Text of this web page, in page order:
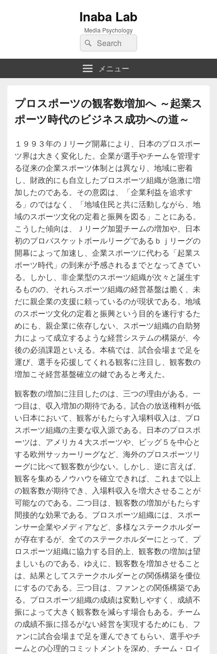
Inaba Lab
Media Psychology
検
索:
検
索
メニュー
プロスポーツの観客数増加へ ～起業ス
ポーツ時代のビジネス成功への道～
１９９３年のＪリーグ開幕により、日本のプロスポー
ツ界は大きく変化した。企業が選手やチームを管理す
る従来の企業スポーツ体制とは異なり、地域に密着
し、財政的にも自立したプロスポーツ組織が急激に増
加したのである。その意図は、「企業利益を追求す
る」のではなく、「地域住民と共に活動しながら、地
域のスポーツ文化の定着と振興を図る」ことにある。
こうした傾向は、Ｊリーグ加盟チームの増加や、日本
初のプロバスケットボールリーグであるｂｊリーグの
開幕によって加速し、企業スポーツに代わる「起業ス
ポーツ時代」の到来が予感されるまでとなってきてい
る。しかし、非企業型のスポーツ組織が次々と誕生す
るものの、それらスポーツ組織の経営基盤は脆く、未
だに親企業の支援に頼っているのが現状である。地域
のスポーツ文化の定着と振興という目的を遂行するた
めにも、親企業に依存しない、スポーツ組織の自助努
力によって成立するような経営システムの構築が、今
後の必須課題といえる。本稿では、試合会場まで足を
運び、選手を応援してくれる観客に注目し、観客数の
増加こそ経営基盤確立の鍵であると考えた。
観客数の増加に注目したのは、三つの理由がある。一
つ目は、収入増加の期待である。試合の放送権料が低
い日本において、観客がもたらす入場料収入は、プロ
スポーツ組織の主要な収入源である。日本のプロスポ
ーツは、アメリカ４大スポーツや、ビッグ５を中心と
する欧州サッカーリーグなど、海外のプロスポーツリ
ーグに比べて観客数が少ない。しかし、逆に言えば、
観客を集めるノウハウを確立できれば、これまで以上
の観客数が期待でき、入場料収入を増大させることが
可能なのである。二つ目は、観客数の増加がもたらす
間接的な効果である。プロスポーツ組織には、スポー
ンサー企業やメディアなど、多様なステークホルダー
が存在するが、全てのステークホルダーにとって、プ
ロスポーツ組織に協力する目的上、観客数の増加は望
ましいものである。ゆえに、観客数を増加させること
は、結果としてステークホルダーとの関係構築を優位
にするのである。三つ目は、ファンとの関係構築であ
る。プロスポーツ組織の成績は変動しやすく、成績不
振によって大きく観客数を減らす場合もある。チーム
の成績不振に揺るがない経営を実現するためにも、フ
ァンに試合会場まで足を運んできてもらい、選手やチ
ームとの心理的コミットメントを深め、チーム・ロイ